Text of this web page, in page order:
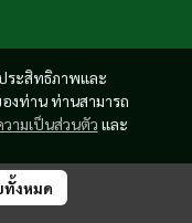
ระสิทธิภาพและ
งท่าน ท่านสามารถ
ามเป็นส่วนตัว และ
งหมด